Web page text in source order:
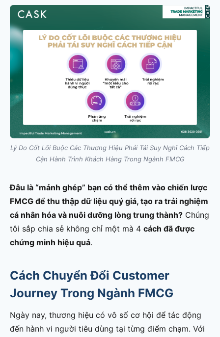
Lý Do Cốt Lõi Buộc Các Thương Hiệu Phải Tái Suy Nghĩ Cách Tiếp
Cận Hành Trình Khách Hàng Trong Ngành FMCG
Đâu là “mảnh ghép” bạn có thể thêm vào chiến lược
FMCG để thu thập dữ liệu quý giá, tạo ra trải nghiệm
cá nhân hóa và nuôi dưỡng lòng trung thành? Chúng
tôi sắp chia sẻ không chỉ một mà 4 cách đã được
chứng minh hiệu quả.
Cách Chuyển Đổi Customer
Journey Trong Ngành FMCG
Ngày nay, thương hiệu có vô số cơ hội để tác động
đến hành vi người tiêu dùng tại từng điểm chạm. Với